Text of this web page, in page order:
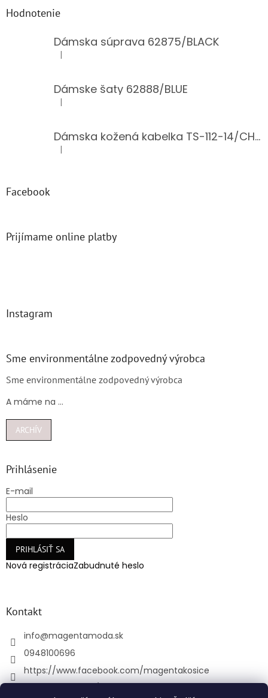
Hodnotenie
Dámska súprava 62875/BLACK
Hodnotenie produktu je 5 z 5 hviezdičiek.
|
Dámske šaty 62888/BLUE
Hodnotenie produktu je 5 z 5 hviezdičiek.
|
Dámska kožená kabelka TS-112-14/CHOCO
Hodnotenie produktu je 5 z 5 hviezdičiek.
|
Facebook
Prijímame online platby
Instagram
Sme environmentálne zodpovedný výrobca
Sme environmentálne zodpovedný výrobca
A máme na ...
ARCHÍV
Prihlásenie
E-mail
Heslo
PRIHLÁSIŤ SA
Nová registráciaZabudnuté heslo
Kontakt
info@magentamoda.sk
0948100696
https://www.facebook.com/magentakosice